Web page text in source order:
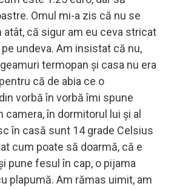
Omul mi-a zis că nu se
că sigur am eu ceva stricat
undeva. Am insistat că nu,
termopan și casa nu era
că de abia ce o
vorbă în vorbă îmi spune
camera, în dormitorul lui și al
în casă sunt 14 grade Celsius
cum poate să doarmă, că e
pune fesul în cap, o pijama
plapumă. Am rămas uimit, am